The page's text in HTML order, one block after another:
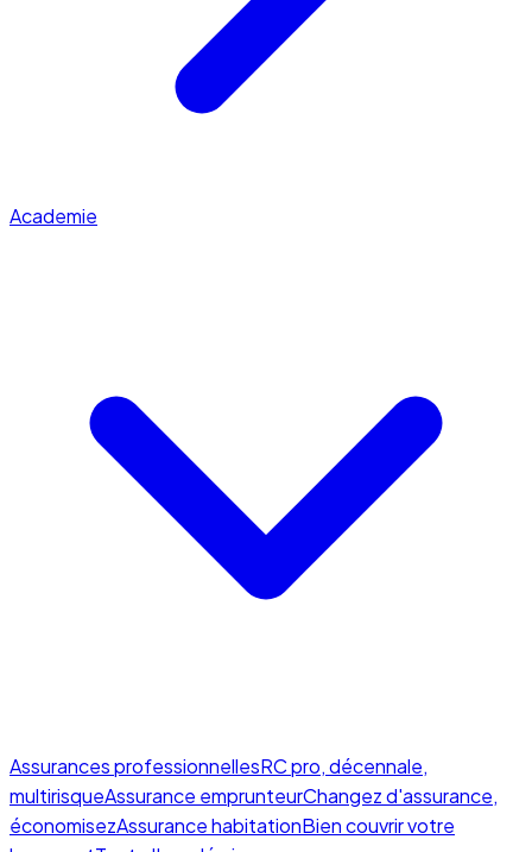
Academie
Assurances professionnellesRC pro, décennale,
multirisqueAssurance emprunteurChangez d'assurance,
économisezAssurance habitationBien couvrir votre